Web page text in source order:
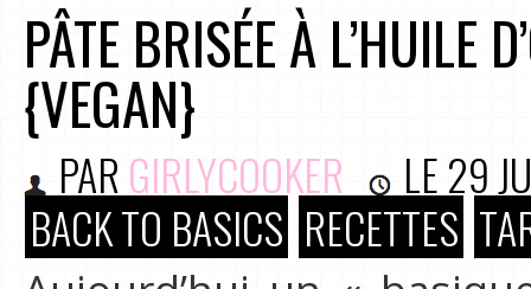
PÂTE BRISÉE À L’HUILE
{VEGAN}
PAR GIRLYCOOKER LE29
BACK TO BASICS RECETTES